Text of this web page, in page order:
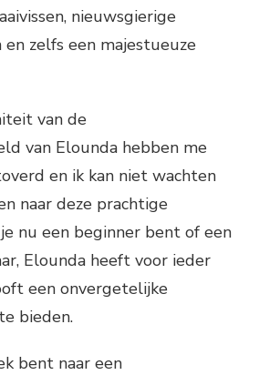
nieuwsgierige
en zelfs een majestueuze
van de
van Elounda hebben me
en ik kan niet wachten
naar deze prachtige
nu een beginner bent of een
Elounda heeft voor ieder
een onvergetelijke
bieden.
bent naar een